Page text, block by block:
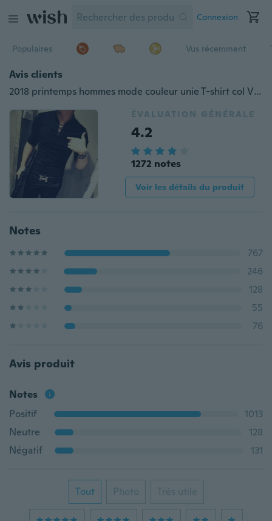
Connexion
Populaires Vus récemment
Avis clients
2018 printemps hommes mode couleur unie T-shirt col V style chinois Slim T-shirt à manches longues en coton95%
ÉVALUATION GÉNÉRALE
4.2
1272 notes
Voir les détails du produit
Notes
767
246
128
55
76
Avis produit
Notes
Positif
1013
Neutre
128
Négatif
131
Tout Photo Très utile